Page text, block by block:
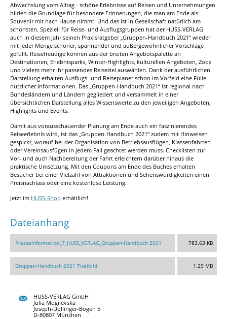
HUSS-VERLAG GmbH
Julia Mogilevska
Joseph-Dollinger-Bogen 5
D-80807 München
Abwechslung vom Alltag - schöne Erlebnisse auf Reisen und Unternehmungen
bilden die Grundlage für besondere Erinnerungen, die man am Ende als
Souvenir mit nach Hause nimmt. Und das ist in Gesellschaft natürlich am
schönsten. Speziell für Reise- und Ausflugsgruppen hat der HUSS-VERLAG
auch in diesem Jahr seinen Praxisratgeber „Gruppen-Handbuch 2021“ wieder
mit jeder Menge schöner, spannender und außergewöhnlicher Vorschläge
gefüllt. Reisefreudige können aus der breiten Angebotspalette an
Destinationen, Erlebnisparks, Winter-Highlights, kulturellen Angeboten, Zoos
und vielem mehr ihr passendes Reiseziel auswählen. Dank der ausführlichen
Darstellung erhalten Ausflugs- und Reiseplaner schon im Vorfeld eine Fülle
nützlicher Informationen. Das „Gruppen-Handbuch 2021“ ist regional nach
Bundesländern und Ländern gegliedert und versammelt in einer
übersichtlichen Darstellung alles Wissenswerte zu den jeweiligen Angeboten,
Highlights und Events.
Damit aus vorausschauender Planung am Ende auch ein faszinierendes
Reiseerlebnis wird, ist das „Gruppen-Handbuch 2021“ zudem mit Hinweisen
gespickt, worauf bei der Organisation von Betriebsausflügen, Klassenfahrten
oder Vereinsausfügen in jedem Fall geachtet werden muss. Checklisten zur
Vor- und auch Nachbereitung der Fahrt erleichtern darüber hinaus die
praktische Umsetzung. Mit den Coupons am Ende des Buches erhalten
Besucher bei einer Vielzahl von Attraktionen und Sehenswürdigkeiten einen
Preisnachlass oder eine kostenlose Leistung.
Jetzt im HUSS-Shop erhältlich!
Dateianhang
Presseinformation_7_HUSS_VERLAG_Gruppen-Handbuch 2021 783.63 KB
Gruppen-Handbuch 2021 Titelbild 1.29 MB